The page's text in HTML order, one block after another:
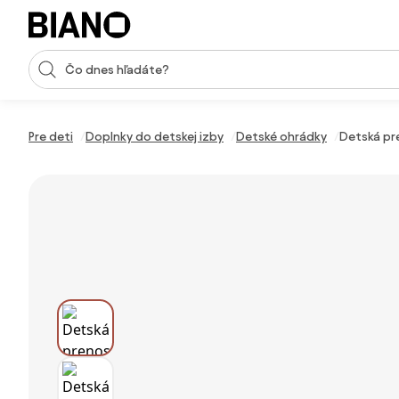
Preskočiť navigáciu, prejsť na obsah
Vstup pre vyhľadávanie
Pre deti Doplnky do detskej izby Detské ohrádky Detská